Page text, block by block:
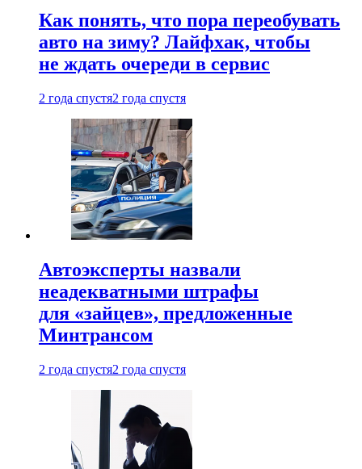
Как понять, что пора переобувать
авто на зиму? Лайфхак, чтобы
не ждать очереди в сервис
2 года спустя2 года спустя
Автоэксперты назвали
неадекватными штрафы
для «зайцев», предложенные
Минтрансом
2 года спустя2 года спустя